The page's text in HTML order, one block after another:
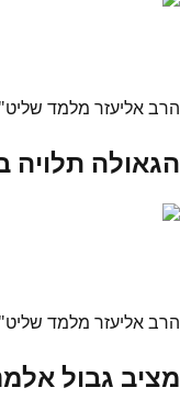
הרב אליעזר מלמד
הגאולה תלויה
הרב אליעזר מלמד
מציב גבול